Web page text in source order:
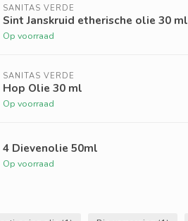
SANITAS VERDE
Sint Janskruid etherische olie 30 ml
Op voorraad
SANITAS VERDE
Hop Olie 30 ml
Op voorraad
4 Dievenolie 50ml
Op voorraad